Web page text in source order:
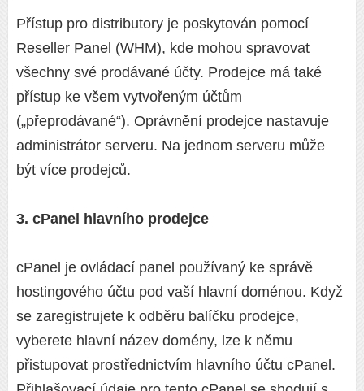
Přístup pro distributory je poskytován pomocí
Reseller Panel (WHM), kde mohou spravovat
všechny své prodávané účty. Prodejce má také
přístup ke všem vytvořeným účtům
(„přeprodávané“). Oprávnění prodejce nastavuje
administrátor serveru. Na jednom serveru může
být více prodejců.
3. cPanel hlavního prodejce
cPanel je ovládací panel používaný ke správě
hostingového účtu pod vaší hlavní doménou. Když
se zaregistrujete k odběru balíčku prodejce,
vyberete hlavní název domény, lze k němu
přistupovat prostřednictvím hlavního účtu cPanel.